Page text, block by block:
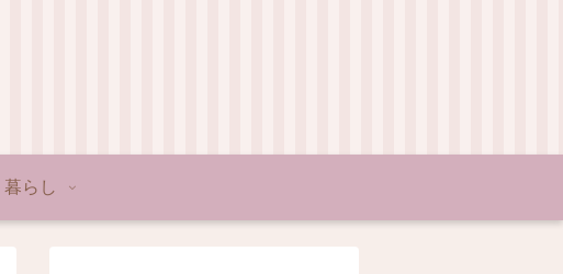
暮らし